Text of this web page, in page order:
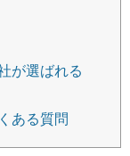
が選ばれる
ある質問